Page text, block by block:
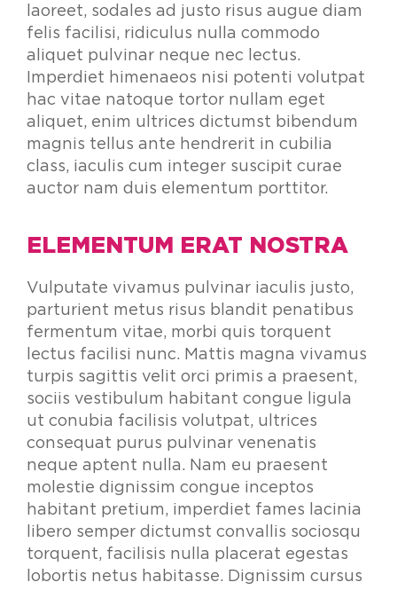
laoreet, sodales ad justo risus augue diam
felis facilisi, ridiculus nulla commodo
aliquet pulvinar neque nec lectus.
Imperdiet himenaeos nisi potenti volutpat
hac vitae natoque tortor nullam eget
aliquet, enim ultrices dictumst bibendum
magnis tellus ante hendrerit in cubilia
class, iaculis cum integer suscipit curae
auctor nam duis elementum porttitor.
ELEMENTUM ERAT NOSTRA
Vulputate vivamus pulvinar iaculis justo,
parturient metus risus blandit penatibus
fermentum vitae, morbi quis torquent
lectus facilisi nunc. Mattis magna vivamus
turpis sagittis velit orci primis a praesent,
sociis vestibulum habitant congue ligula
ut conubia facilisis volutpat, ultrices
consequat purus pulvinar venenatis
neque aptent nulla. Nam eu praesent
molestie dignissim congue inceptos
habitant pretium, imperdiet fames lacinia
libero semper dictumst convallis sociosqu
torquent, facilisis nulla placerat egestas
lobortis netus habitasse. Dignissim cursus